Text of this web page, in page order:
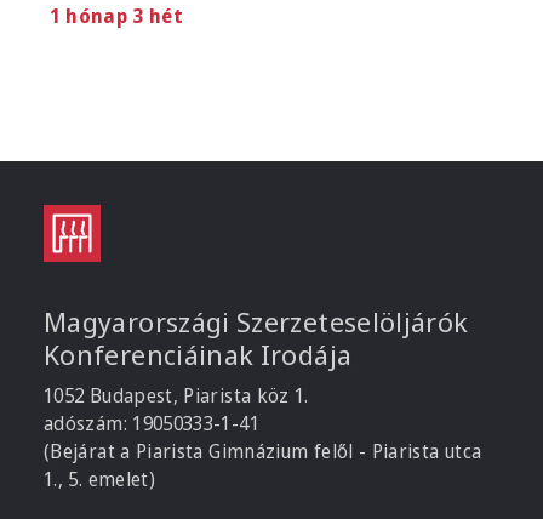
1 hónap 3 hét
Magyarországi Szerzeteselöljárók
Konferenciáinak Irodája
1052 Budapest, Piarista köz 1.
adószám: 19050333-1-41
(Bejárat a Piarista Gimnázium felől - Piarista utca
1., 5. emelet)